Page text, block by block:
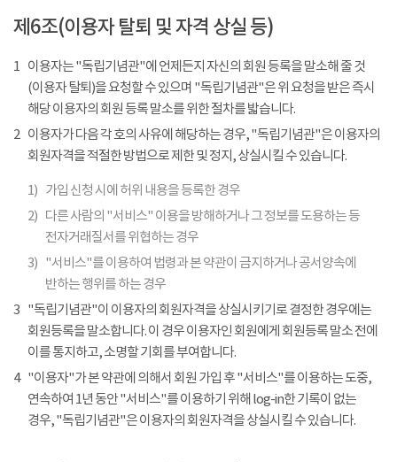
제6조(이용자 탈퇴 및 자격 상실 등)
1 이용자는 "독립기념관"에 언제든지 자신의 회원 등록을 말소해 줄 것
(이용자 탈퇴)을 요청할 수 있으며 "독립기념관"은 위 요청을 받은 즉시
해당 이용자의 회원 등록 말소를 위한 절차를 밟습니다.
2 이용자가 다음 각 호의 사유에 해당하는 경우, "독립기념관"은 이용자의
회원자격을 적절한 방법으로 제한 및 정지, 상실시킬 수 있습니다.
1) 가입 신청 시에 허위 내용을 등록한 경우
2) 다른 사람의 "서비스" 이용을 방해하거나 그 정보를 도용하는 등
전자거래질서를 위협하는 경우
3) "서비스"를 이용하여 법령과 본 약관이 금지하거나 공서양속에
반하는 행위를 하는 경우
3 "독립기념관"이 이용자의 회원자격을 상실시키기로 결정한 경우에는
회원등록을 말소합니다. 이 경우 이용자인 회원에게 회원등록 말소 전에
이를 통지하고, 소명할 기회를 부여합니다.
4
"이용자"가 본 약관에 의해서 회원 가입 후 "서비스"를 이용하는 도중,
연속하여 1년 동안 "서비스"를 이용하기 위해 log-in한 기록이 없는
경우, "독립기념관"은 이용자의 회원자격을 상실시킬 수 있습니다.